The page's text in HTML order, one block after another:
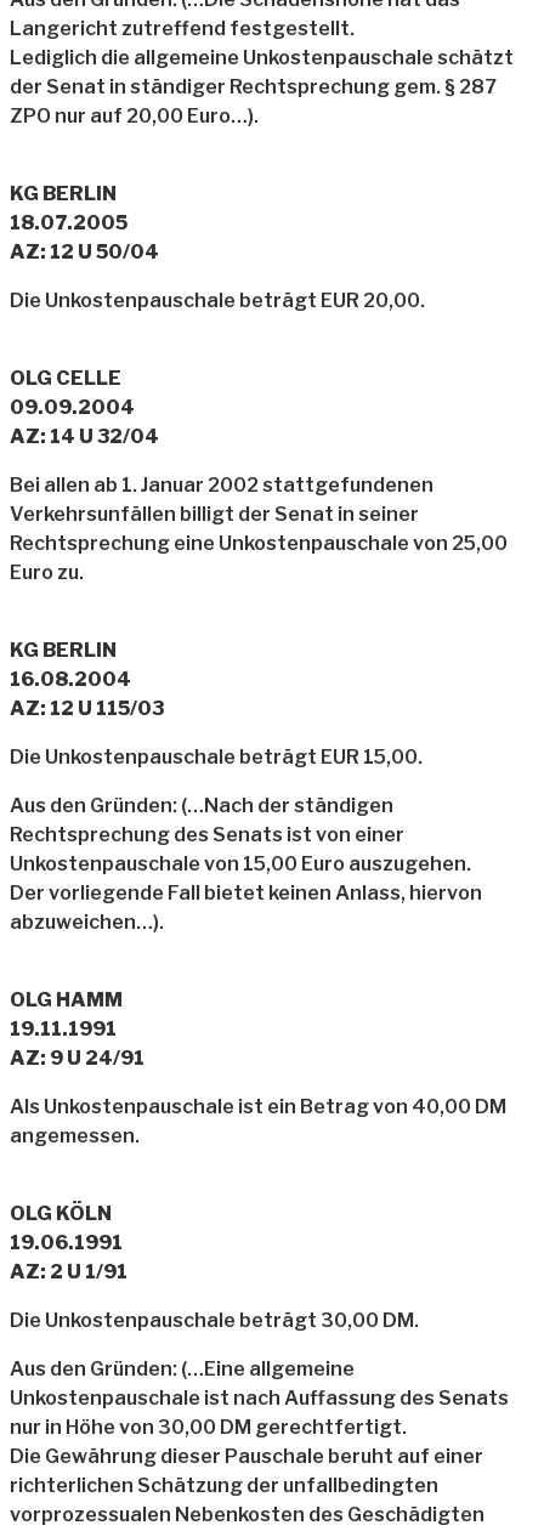
Langericht zutreffend festgestellt.
Lediglich die allgemeine Unkostenpauschale schätzt
der Senat in ständiger Rechtsprechung gem. § 287
ZPO nur auf 20,00 Euro…).
KG BERLIN
18.07.2005
AZ: 12 U 50/04
Die Unkostenpauschale beträgt EUR 20,00.
OLG CELLE
09.09.2004
AZ: 14 U 32/04
Bei allen ab 1. Januar 2002 stattgefundenen
Verkehrsunfällen billigt der Senat in seiner
Rechtsprechung eine Unkostenpauschale von 25,00
Euro zu.
KG BERLIN
16.08.2004
AZ: 12 U 115/03
Die Unkostenpauschale beträgt EUR 15,00.
Aus den Gründen: (…Nach der ständigen
Rechtsprechung des Senats ist von einer
Unkostenpauschale von 15,00 Euro auszugehen.
Der vorliegende Fall bietet keinen Anlass, hiervon
abzuweichen…).
OLG HAMM
19.11.1991
AZ: 9 U 24/91
Als Unkostenpauschale ist ein Betrag von 40,00 DM
angemessen.
OLG KÖLN
19.06.1991
AZ: 2 U 1/91
Die Unkostenpauschale beträgt 30,00 DM.
Aus den Gründen: (…Eine allgemeine
Unkostenpauschale ist nach Auffassung des Senats
nur in Höhe von 30,00 DM gerechtfertigt.
Die Gewährung dieser Pauschale beruht auf einer
richterlichen Schätzung der unfallbedingten
vorprozessualen Nebenkosten des Geschädigten